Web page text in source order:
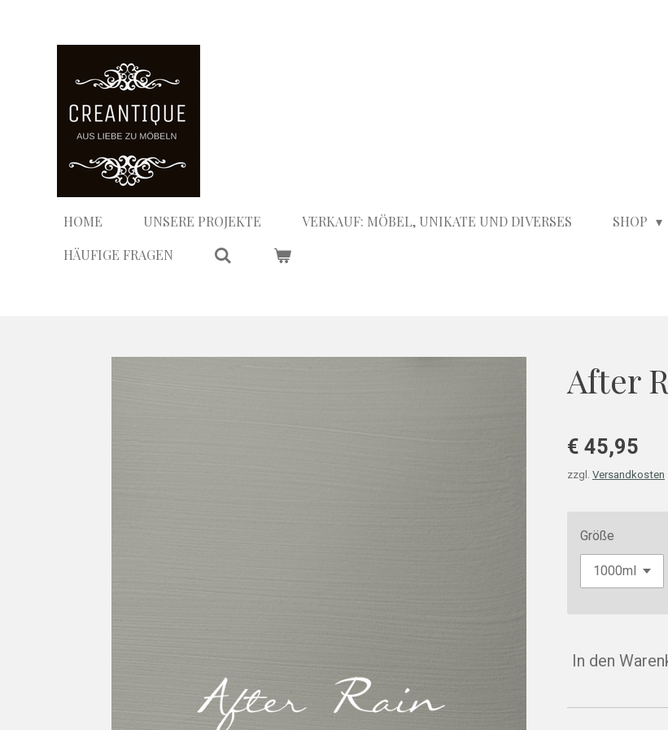
HOME UNSERE PROJEKTE VERKAUF: MÖBEL, UNIKATE UND DIVERSES SHOP
HÄUFIGE FRAGEN
After
€ 45,95
zzgl. Versandkosten
Größe
In den